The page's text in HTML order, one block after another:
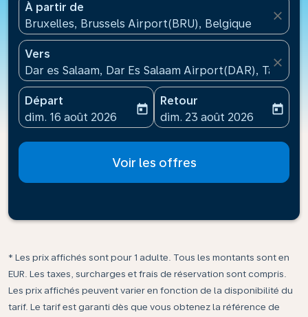
À partir de
Bruxelles, Brussels Airport(BRU), Belgique
close
Vers
Dar es Salaam, Dar Es Salaam Airport(DAR),
close
Départ
fc-booking-departure-date-aria-label
dim. 16 août 2026
today
Retour
fc-booking-return-date-
dim. 23 août 2026
today
Voir les offres
* Les prix affichés sont pour 1 adulte. Tous les montants sont en
EUR. Les taxes, surcharges et frais de réservation sont compris.
Les prix affichés peuvent varier en fonction de la disponibilité du
tarif. Le tarif est garanti dès que vous obtenez la référence de